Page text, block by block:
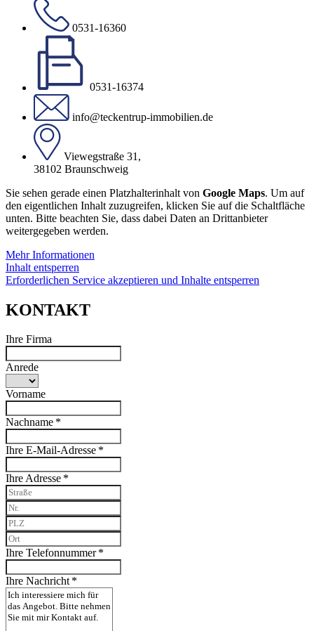
0531-16360
0531-16374
info@teckentrup-immobilien.de
Viewegstraße 31,
38102 Braunschweig
Sie sehen gerade einen Platzhalterinhalt von Google Maps. Um auf
den eigentlichen Inhalt zuzugreifen, klicken Sie auf die Schaltfläche
unten. Bitte beachten Sie, dass dabei Daten an Drittanbieter
weitergegeben werden.
Mehr Informationen
Inhalt entsperren
Erforderlichen Service akzeptieren und Inhalte entsperren
KONTAKT
Ihre Firma
Anrede
Vorname
Nachname *
Ihre E-Mail-Adresse *
Ihre Adresse *
Ihre Telefonnummer *
Ihre Nachricht *